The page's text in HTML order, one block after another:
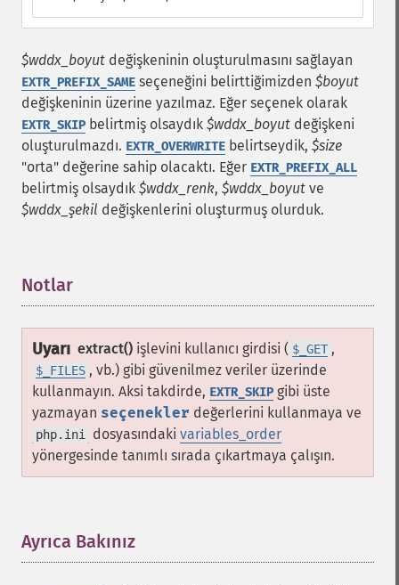
$wddx_boyut değişkeninin oluşturulmasını sağlayan
EXTR_PREFIX_SAME seçeneğini belirttiğimizden $boyut
değişkeninin üzerine yazılmaz. Eğer seçenek olarak
EXTR_SKIP belirtmiş olsaydık $wddx_boyut değişkeni
oluşturulmazdı. EXTR_OVERWRITE belirtseydik, $size
"orta" değerine sahip olacaktı. Eğer EXTR_PREFIX_ALL
belirtmiş olsaydık $wddx_renk, $wddx_boyut ve
$wddx_şekil değişkenlerini oluşturmuş olurduk.
Notlar
Uyarı extract() işlevini kullanıcı girdisi ( $_GET ,
$_FILES , vb.) gibi güvenilmez veriler üzerinde
kullanmayın. Aksi takdirde, EXTR_SKIP gibi üste
yazmayan seçenekler değerlerini kullanmaya ve
php.ini dosyasındaki variables_order
yönergesinde tanımlı sırada çıkartmaya çalışın.
Ayrıca Bakınız